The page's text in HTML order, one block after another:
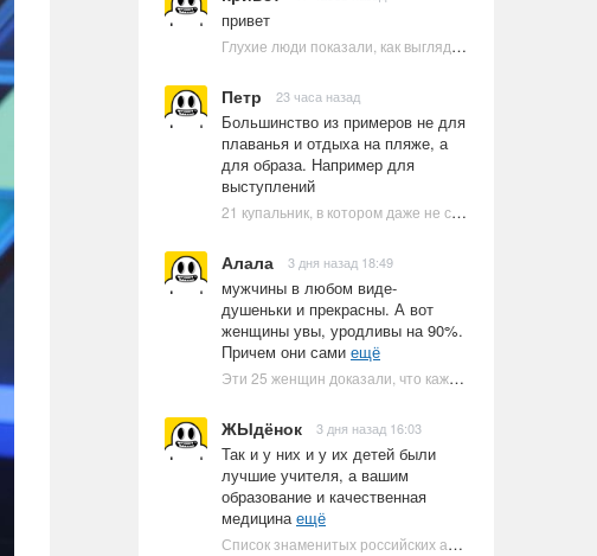
привет
Глухие люди показали, как выглядят ругательства на языке жестов
Петр 23 часа назад
Большинство из примеров не для
плаванья и отдыха на пляже, а
для образа. Например для
выступлений
21 купальник, в котором даже не стоит пытаться плавать
Алала 3 дня назад 18:49
мужчины в любом виде-
душеньки и прекрасны. А вот
женщины увы, уродливы на 90%.
Причем они сами ещё
Эти 25 женщин доказали, что каждое тело имеет право быть в бикини
ЖЫдёнок 3 дня назад 16:03
Так и у них и у их детей были
лучшие учителя, а вашим
образование и качественная
медицинаещё
Список знаменитых российских артистов-евреев | Ультрамарин